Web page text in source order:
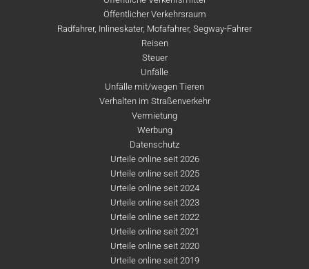
Öffentlicher Verkehrsraum
Radfahrer, Inlineskater, Mofafahrer, Segway-Fahrer
Reisen
Steuer
Unfälle
Unfälle mit/wegen Tieren
Verhalten im Straßenverkehr
Vermietung
Werbung
Datenschutz
Urteile online seit 2026
Urteile online seit 2025
Urteile online seit 2024
Urteile online seit 2023
Urteile online seit 2022
Urteile online seit 2021
Urteile online seit 2020
Urteile online seit 2019